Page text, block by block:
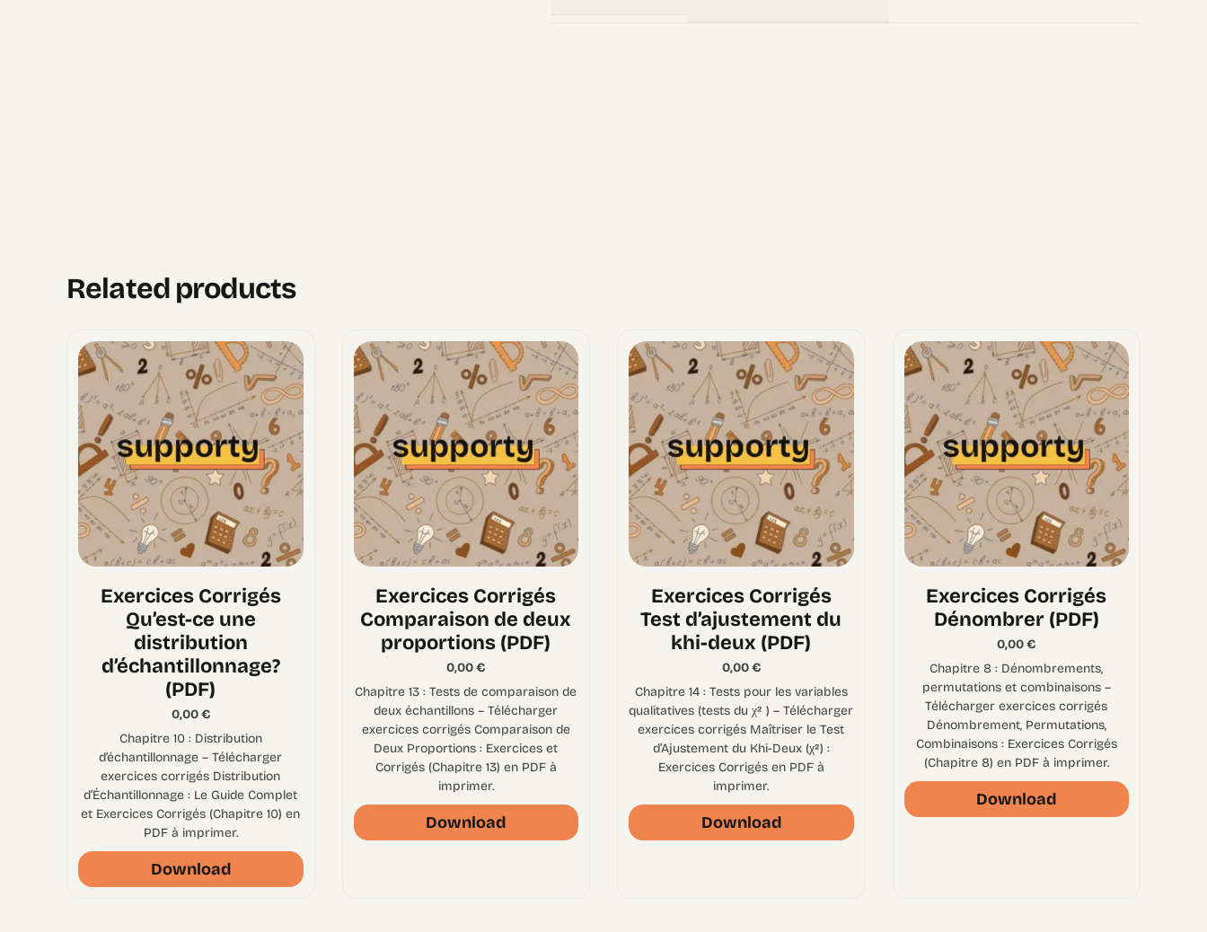
Related products
Exercices Corrigés
Qu’est-ce une
distribution
d’échantillonnage?
(PDF)
0,00€
Chapitre 10 : Distribution
d’échantillonnage – Télécharger
exercices corrigés Distribution
d’Échantillonnage : Le Guide Complet
et Exercices Corrigés (Chapitre 10) en
PDF à imprimer.
Download
Exercices Corrigés
Comparaison de deux
proportions (PDF)
0,00€
Chapitre 13 : Tests de comparaison de
deux échantillons – Télécharger
exercices corrigés Comparaison de
Deux Proportions : Exercices et
Corrigés (Chapitre 13) en PDF à
imprimer.
Download
Exercices Corrigés
Test d’ajustement du
khi-deux (PDF)
0,00€
Chapitre 14 : Tests pour les variables
qualitatives (tests du χ² ) – Télécharger
exercices corrigés Maîtriser le Test
d’Ajustement du Khi-Deux (χ²) :
Exercices Corrigés en PDF à
imprimer.
Download
Exercices Corrigés
Dénombrer (PDF)
0,00€
Chapitre 8 : Dénombrements,
permutations et combinaisons –
Télécharger exercices corrigés
Dénombrement, Permutations,
Combinaisons : Exercices Corrigés
(Chapitre 8) en PDF à imprimer.
Download